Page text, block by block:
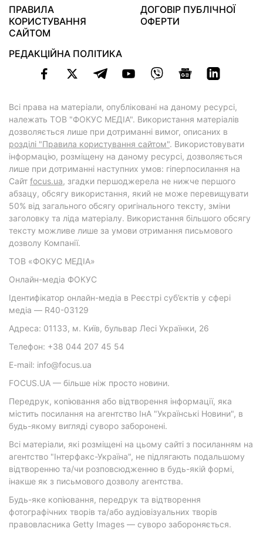
ПРАВИЛА
КОРИСТУВАННЯ
САЙТОМ
ДОГОВІР ПУБЛІЧНОЇ
ОФЕРТИ
РЕДАКЦІЙНА ПОЛІТИКА
Всі права на матеріали, опубліковані на даному ресурсі,
належать ТОВ "ФОКУС МЕДІА". Використання матеріалів
дозволяється лише при дотриманні вимог, описаних в
розділі "Правила користування сайтом". Використовувати
інформацію, розміщену на даному ресурсі, дозволяється
лише при дотриманні наступних умов: гіперпосилання на
Cайт focus.ua, згадки першоджерела не нижче першого
абзацу, обсягу використання, який не може перевищувати
50% від загального обсягу оригінального тексту, зміни
заголовку та ліда матеріалу. Використання більшого обсягу
тексту можливе лише за умови отримання письмового
дозволу Компанії.
ТОВ «ФОКУС МЕДІА»
Онлайн-медіа ФОКУС
Ідентифікатор онлайн-медіа в Реєстрі суб’єктів у сфері
медіа — R40-03129
Адреса: 01133, м. Київ, бульвар Лесі Українки, 26
Телефон: +38 044 207 45 54
E-mail: info@focus.ua
FOCUS.UA — більше ніж просто новини.
Передрук, копіювання або відтворення інформації, яка
містить посилання на агентство ІнА "Українські Новини", в
будь-якому вигляді суворо заборонені.
Всі матеріали, які розміщені на цьому сайті з посиланням на
агентство "Інтерфакс-Україна", не підлягають подальшому
відтворенню та/чи розповсюдженню в будь-якій формі,
інакше як з письмового дозволу агентства.
Будь-яке копіювання, передрук та відтворення
фотографічних творів та/або аудіовізуальних творів
правовласника Getty Images — суворо забороняється.